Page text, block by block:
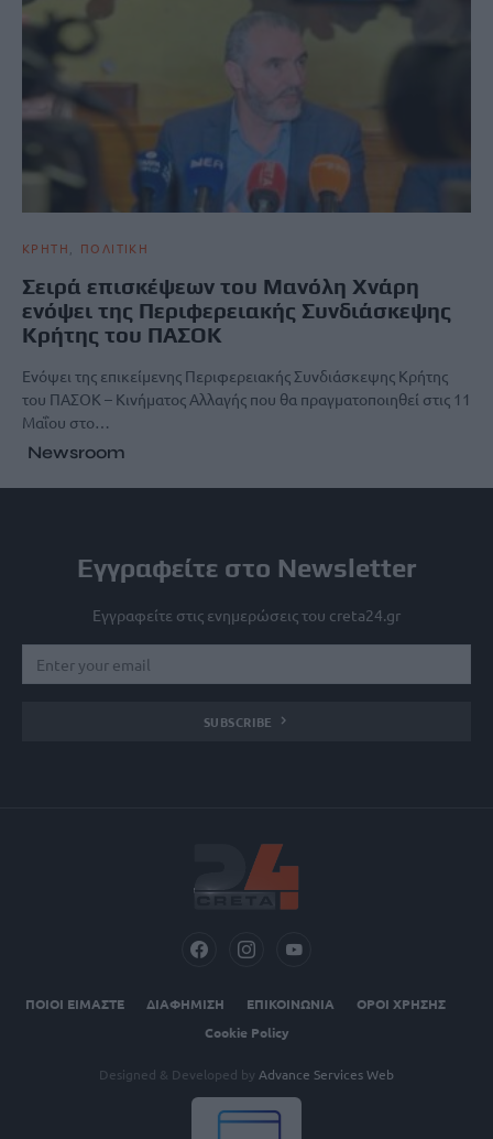
ΚΡΗΤΗ ΠΟΛΙΤΙΚΗ
Σειρά επισκέψεων του Μανόλη Χνάρη
ενόψει της Περιφερειακής Συνδιάσκεψης
Κρήτης του ΠΑΣΟΚ
Ενόψει της επικείμενης Περιφερειακής Συνδιάσκεψης Κρήτης
του ΠΑΣΟΚ – Κινήματος Αλλαγής που θα πραγματοποιηθεί στις 11
Μαΐου στο…
Newsroom
Εγγραφείτε στο Newsletter
Εγγραφείτε στις ενημερώσεις του creta24.gr
SUBSCRIBE
ΠΟΙΟΙ ΕΙΜΑΣΤΕ ΔΙΑΦΗΜΙΣΗ ΕΠΙΚΟΙΝΩΝΙΑ
ΟΡΟΙ ΧΡΗΣΗΣ
Cookie Policy
Designed & Developed by Advance Services Web